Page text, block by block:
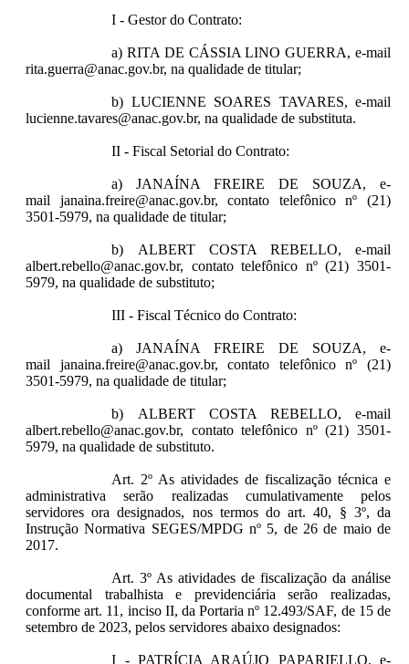
I - Gestor do Contrato:
a) RITA DE CÁSSIA LINO GUERRA, e-mail
rita.guerra@anac.gov.br, na qualidade de titular;
b) LUCIENNE SOARES TAVARES, e-mail
lucienne.tavares@anac.gov.br, na qualidade de substituta.
II - Fiscal Setorial do Contrato:
a) JANAÍNA FREIRE DE SOUZA, e-
mail janaina.freire@anac.gov.br, contato telefônico nº (21)
3501-5979, na qualidade de titular;
b) ALBERT COSTA REBELLO, e-mail
albert.rebello@anac.gov.br, contato telefônico nº (21) 3501-
5979, na qualidade de substituto;
III - Fiscal Técnico do Contrato:
a) JANAÍNA FREIRE DE SOUZA, e-
mail janaina.freire@anac.gov.br, contato telefônico nº (21)
3501-5979, na qualidade de titular;
b) ALBERT COSTA REBELLO, e-mail
albert.rebello@anac.gov.br, contato telefônico nº (21) 3501-
5979, na qualidade de substituto.
Art. 2º As atividades de fiscalização técnica e
administrativa serão realizadas cumulativamente pelos
servidores ora designados, nos termos do art. 40, § 3º, da
Instrução Normativa SEGES/MPDG nº 5, de 26 de maio de
2017.
Art. 3º As atividades de fiscalização da análise
documental trabalhista e previdenciária serão realizadas,
conforme art. 11, inciso II, da Portaria nº 12.493/SAF, de 15 de
setembro de 2023, pelos servidores abaixo designados:
I - PATRÍCIA ARAÚJO PAPARIELLO, e-